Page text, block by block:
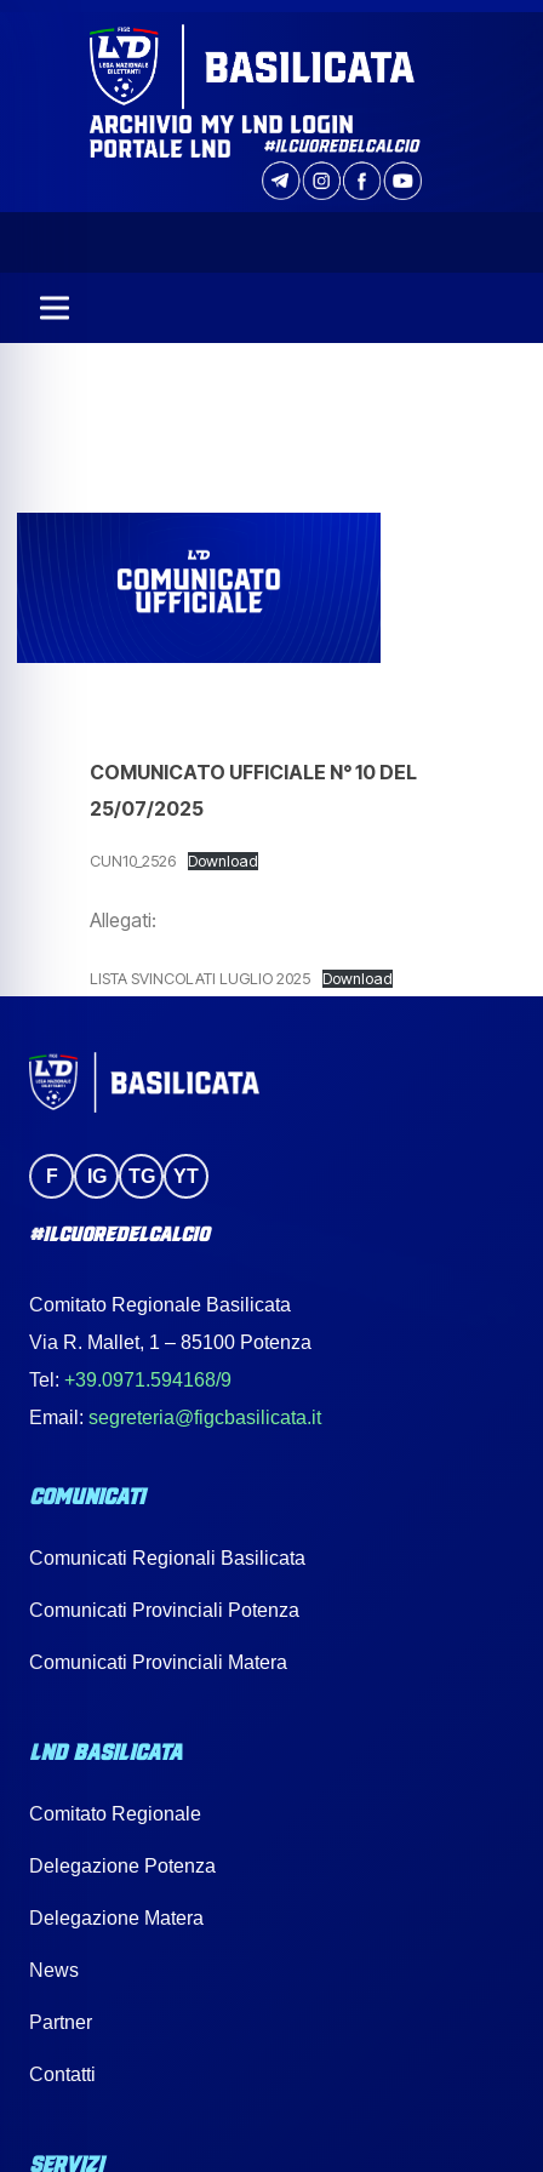
COMUNICATO UFFICIALE N° 10 DEL
25/07/2025
CUN10_2526 Download
Allegati:
LISTA SVINCOLATI LUGLIO 2025 Download
F IG TG YT
#IlCuoreDelCalcio
Comitato Regionale Basilicata
Via R. Mallet, 1 – 85100 Potenza
Tel: +39.0971.594168/9
Email: segreteria@figcbasilicata.it
COMUNICATI
Comunicati Regionali Basilicata
Comunicati Provinciali Potenza
Comunicati Provinciali Matera
LND BASILICATA
Comitato Regionale
Delegazione Potenza
Delegazione Matera
News
Partner
Contatti
SERVIZI